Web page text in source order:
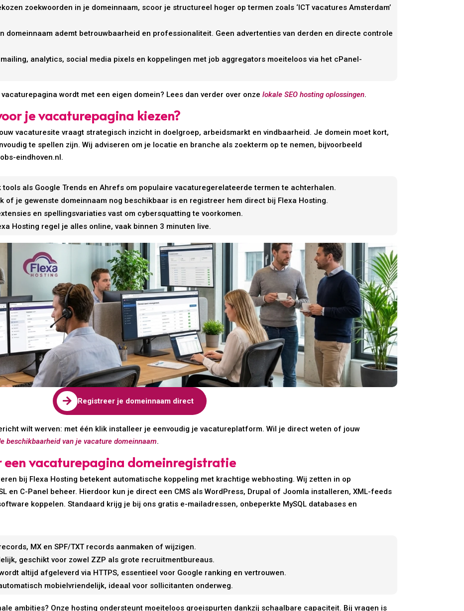
zoekwoorden in je domeinnaam, scoor je structureel hoger op termen zoals ‘ICT vacatures Amsterdam’
domeinnaam ademt betrouwbaarheid en professionaliteit. Geen advertenties van derden en directe controle
analytics, social media pixels en koppelingen met job aggregators moeiteloos via het cPanel-
wordt met een eigen domein? Lees dan verder over onzelokale SEO hosting oplossingen.
je vacaturepagina kiezen?
vacaturesite vraagt strategisch inzicht in doelgroep, arbeidsmarkt en vindbaarheid. Je domein moet kort,
te spellen zijn. Wij adviseren om je locatie en branche als zoekterm op te nemen, bijvoorbeeld
eindhoven.nl.
tools als Google Trends en Ahrefs om populaire vacaturegerelateerde termen te achterhalen.
of je gewenste domeinnaam nog beschikbaar is en registreer hem direct bij Flexa Hosting.
en spellingsvariaties vast om cybersquatting te voorkomen.
Hosting regel je alles online, vaak binnen 3 minuten live.
 Registreer je domeinnaam direct
wilt werven: met één klik installeer je eenvoudig je vacatureplatform. Wil je direct weten of jouw
beschikbaarheid van je vacature domeinnaam.
een vacaturepagina domeinregistratie
bij Flexa Hosting betekent automatische koppeling met krachtige webhosting. Wij zetten in op
en C-Panel beheer. Hierdoor kun je direct een CMS als WordPress, Drupal of Joomla installeren, XML-feeds
koppelen. Standaard krijg je bij ons gratis e-mailadressen, onbeperkte MySQL databases en
MX en SPF/TXT records aanmaken of wijzigen.
geschikt voor zowel ZZP als grote recruitmentbureaus.
altijd afgeleverd via HTTPS, essentieel voor Google ranking en vertrouwen.
mobielvriendelijk, ideaal voor sollicitanten onderweg.
ambities? Onze hosting ondersteunt moeiteloos groeispurten dankzij schaalbare capaciteit. Bij vragen is